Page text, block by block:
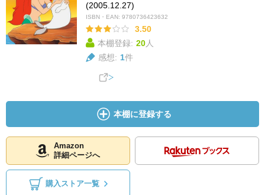
(2005.12.27)
ISBN・EAN: 9780736423632
3.50
本棚登録: 20人
感想: 1件
本棚に登録する
Amazon
詳細ページへ
購入ストア一覧